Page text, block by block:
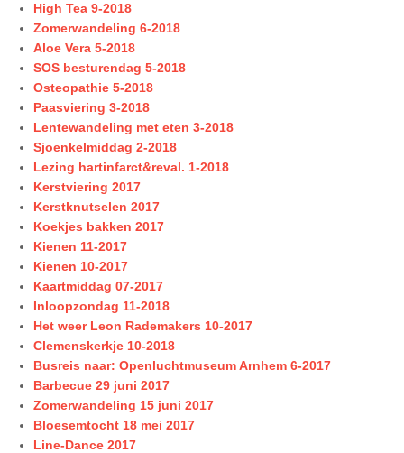
High Tea 9-2018
Zomerwandeling 6-2018
Aloe Vera 5-2018
SOS besturendag 5-2018
Osteopathie 5-2018
Paasviering 3-2018
Lentewandeling met eten 3-2018
Sjoenkelmiddag 2-2018
Lezing hartinfarct&reval. 1-2018
Kerstviering 2017
Kerstknutselen 2017
Koekjes bakken 2017
Kienen 11-2017
Kienen 10-2017
Kaartmiddag 07-2017
Inloopzondag 11-2018
Het weer Leon Rademakers 10-2017
Clemenskerkje 10-2018
Busreis naar: Openluchtmuseum Arnhem 6-2017
Barbecue 29 juni 2017
Zomerwandeling 15 juni 2017
Bloesemtocht 18 mei 2017
Line-Dance 2017